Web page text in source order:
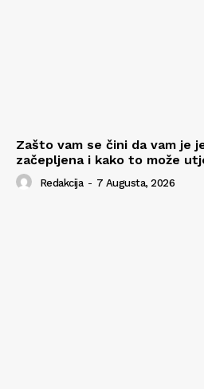
Zašto vam se čini da vam je
začepljena i kako to može
Redakcija - 7 Augusta, 2026